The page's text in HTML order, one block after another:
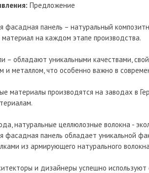
Предложение
панель – натуральный
на каждом этапе производства.
– обладают уникальными качествами,
и металлом, что особенно важно в
материалы производятся на заводах в
натуральные целлюлозные волокна -
панель обладает уникальной
из армирующего натурального
и дизайнеры успешно